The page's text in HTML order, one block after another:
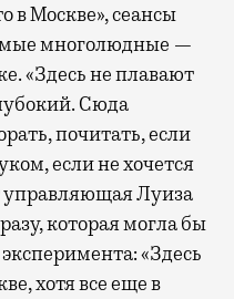
в Москве», сеансы
многолюдные —
«Здесь не плавают
Сюда
почитать, если
если не хочется
управляющая Луиза
которая могла бы
«Здесь
хотя все еще в